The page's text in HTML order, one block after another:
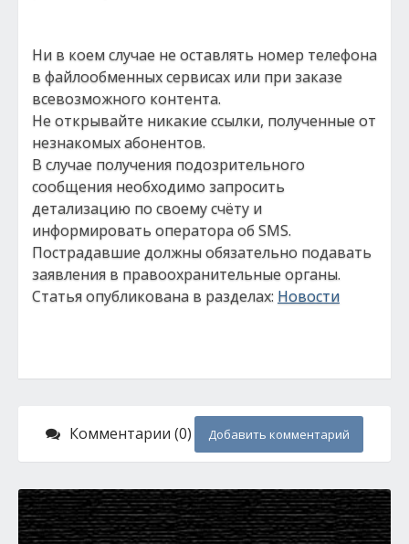
Ни в коем случае не оставлять номер телефона
в файлообменных сервисах или при заказе
всевозможного контента.
Не открывайте никакие ссылки, полученные от
незнакомых абонентов.
В случае получения подозрительного
сообщения необходимо запросить
детализацию по своему счёту и
информировать оператора об SMS.
Пострадавшие должны обязательно подавать
заявления в правоохранительные органы.
Статья опубликована в разделах: Новости
Комментарии (0) Добавить комментарий